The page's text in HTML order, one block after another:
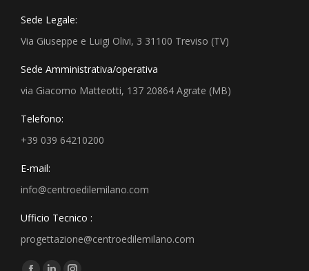
Sede Legale:
Via Giuseppe e Luigi Olivi, 3 31100 Treviso (TV)
Sede Amministrativa/operativa
via Giacomo Matteotti, 137 20864 Agrate (MB)
Telefono:
+39 039 64210200
E-mail:
info@centroedilemilano.com
Ufficio Tecnico :
progettazione@centroedilemilano.com
Find us on: